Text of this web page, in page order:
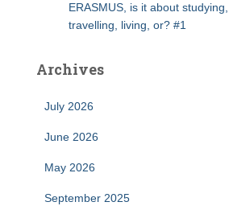
ERASMUS, is it about studying,
travelling, living, or? #1
Archives
July 2026
June 2026
May 2026
September 2025